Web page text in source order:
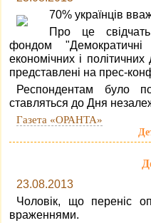
70% українців
Про це
фондом "Демократичні
економічних і
представлені на прес-
Респондентам було
ставляться до Дня
Газета «ОРАНТА»
23.08.2013
Чоловік, що переніс
враженнями.